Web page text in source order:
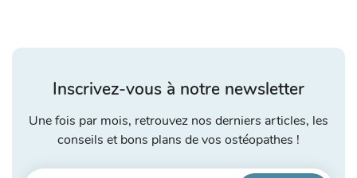
Inscrivez-vous à notre newsletter
Une fois par mois, retrouvez nos derniers articles, les
conseils et bons plans de vos ostéopathes !